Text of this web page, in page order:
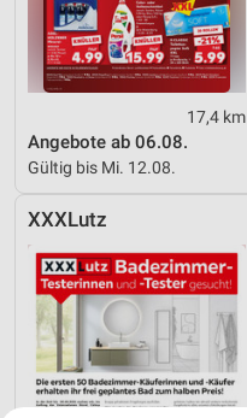
17,4 km
Angebote ab 06.08.
Gültig bis Mi. 12.08.
XXXLutz